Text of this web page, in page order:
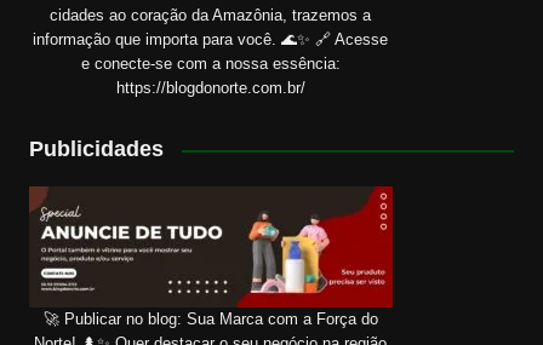
cidades ao coração da Amazônia, trazemos a
informação que importa para você. 🌊✨ 🔗 Acesse
e conecte-se com a nossa essência:
https://blogdonorte.com.br/
Publicidades
🚀 Publicar no blog: Sua Marca com a Força do